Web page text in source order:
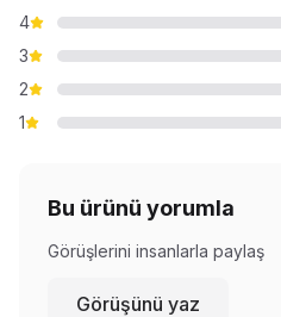
4
3
2
1
Bu ürünü yorumla
Görüşlerini insanlarla paylaş
Görüşünü yaz